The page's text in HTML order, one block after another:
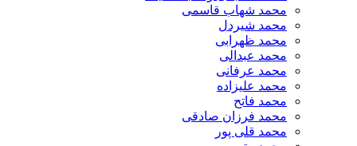
محمد شهاب قاسمی
​محمد شیردل
محمد ظهرابی
محمد عبدالی
محمد عرفانی
محمد علیزاده
محمد فاتح
محمد فرزان صادقی
محمد قلی پور